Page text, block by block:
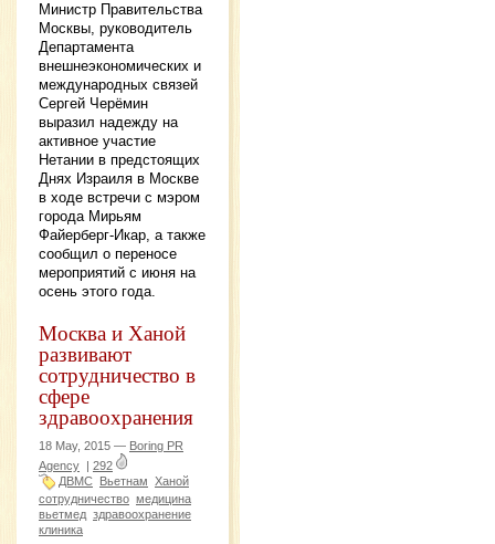
Министр Правительства
Москвы, руководитель
Департамента
внешнеэкономических и
международных связей
Сергей Черёмин
выразил надежду на
активное участие
Нетании в предстоящих
Днях Израиля в Москве
в ходе встречи с мэром
города Мирьям
Файерберг-Икар, а также
сообщил о переносе
мероприятий с июня на
осень этого года.
Москва и Ханой
развивают
сотрудничество в
сфере
здравоохранения
18 May, 2015 — Boring PR
Agency | 292
ДВМС Вьетнам Ханой
сотрудничество медицина
вьетмед здравоохранение
клиника